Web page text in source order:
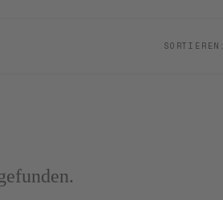
SORTIEREN: